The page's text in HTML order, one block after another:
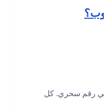
ما في رقم سحري. كل